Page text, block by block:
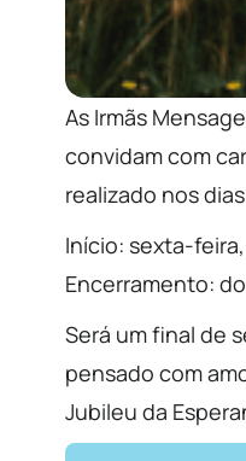
As Irmãs
convidam com
realizado nos dias
Início: sexta-feira,
Encerramento:
Será um final de
pensado com
Jubileu da